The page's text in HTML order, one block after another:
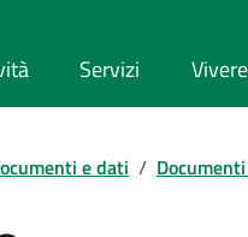
Servizi
e dati /